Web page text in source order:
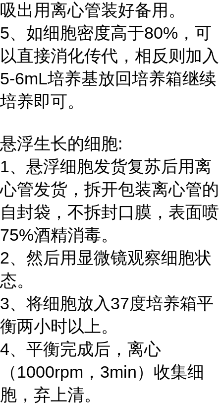
吸出用离心管装好备用。
5、如细胞密度高于80%，可
以直接消化传代，相反则加入
5-6mL培养基放回培养箱继续
培养即可。
悬浮生长的细胞:
1、悬浮细胞发货复苏后用离
心管发货，拆开包装离心管的
自封袋，不拆封口膜，表面喷
75%酒精消毒。
2、然后用显微镜观察细胞状
态。
3、将细胞放入37度培养箱平
衡两小时以上。
4、平衡完成后，离心
（1000rpm，3min）收集细
胞，弃上清。